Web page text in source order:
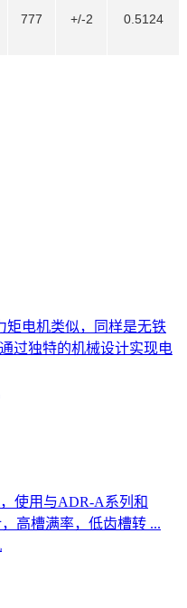
777 +/-2 0.5124
矩电机类似，同样是无铁
过独特的机械设计实现电
使用与ADR-A系列和
高槽满率，低齿槽转 ...